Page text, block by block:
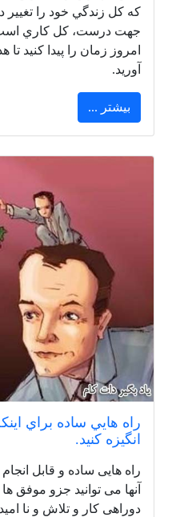
كه كل زندگي خود را تغيير
جهت درست، كل كاري است
امروز زمان را پيدا كنيد
آوريد.
بیشتر ...
راه هايي ساده براي
انگيزه كنيد.
راه هایی ساده و قابل انجام
آنها می توانید جزو موفق ها
دوراهی کار و تلاش و نا